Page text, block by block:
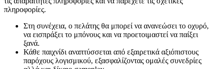
πληροφορίες.
Στη συνέχεια, ο πελάτης θα μπορεί να ανανεώσει το οχυρό,
να εισπράξει το μπόνους και να προετοιμαστεί να παίξει
ξανά.
Κάθε παιχνίδι αναπτύσσεται από εξαιρετικά αξιόπιστους
παρόχους λογισμικού, εξασφαλίζοντας ομαλές συνεδρίες